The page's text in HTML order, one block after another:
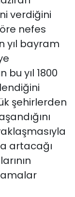
verdiğini
nefes
yıl bayram
bu yıl 1800
şehirlerden
artacağı